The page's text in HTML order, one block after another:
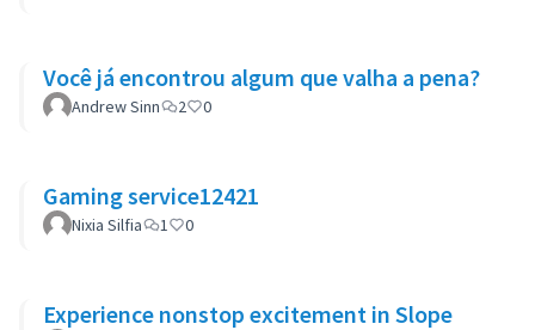
Você já encontrou algum que valha a pena?
Andrew Sinn 2 0
Gaming service12421
Nixia Silfia 1 0
Experience nonstop excitement in Slope